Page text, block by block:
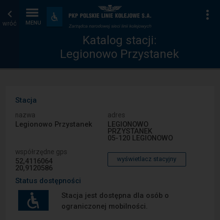
wróć MENU
Dostępność
i
udogodnienia
Katalog
stacji
Strona
główna
Katalog stacji:
Legionowo Przystanek
Stacja
nazwa
Legionowo Przystanek
adres
LEGIONOWO
PRZYSTANEK
05-120 LEGIONOWO
współrzędne gps
52,4116064
20,9120586
wyświetlacz stacyjny
Status dostępności
Stacja jest dostępna dla osób o
ograniczonej mobilności.